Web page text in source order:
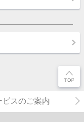
ビスのご案内